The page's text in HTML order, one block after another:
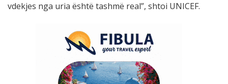
vdekjes nga uria është tashmë real”, shtoi UNICEF.